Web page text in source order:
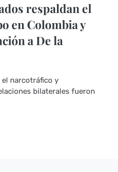
respaldan el
en Colombia y
a De la
narcotráfico y
bilaterales fueron